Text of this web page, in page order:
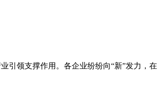
领支撑作用。各企业纷纷向“新”发力，在